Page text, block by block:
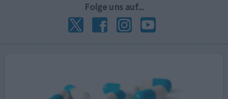
Folge uns auf...